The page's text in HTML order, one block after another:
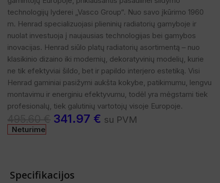
technologijų lyderei „Vasco Group“. Nuo savo įkūrimo 1960
m. Henrad specializuojasi plieninių radiatorių gamyboje ir
nuolat investuoja į naujausias technologijas bei gamybos
inovacijas. Henrad siūlo platų radiatorių asortimentą – nuo
klasikinio dizaino iki modernių, dekoratyvinių modelių, kurie
ne tik efektyviai šildo, bet ir papildo interjero estetiką. Visi
Henrad gaminiai pasižymi aukšta kokybe, patikimumu, lengvu
montavimu ir energiniu efektyvumu, todėl yra mėgstami tiek
profesionalų, tiek galutinių vartotojų visoje Europoje.
341.97 € su PVM
Neturime
Specifikacijos